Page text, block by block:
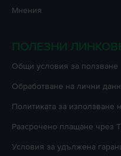
Мнения
ПОЛЕЗНИ
Oбщи условия за ползване
Oбработване на лични
Политиката за използване
Разсрочено плащане чрез
Условия за удължена